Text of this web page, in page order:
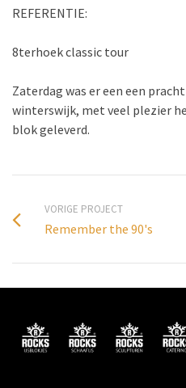
REFERENTIE:
8terhoek classic tour
Zaterdag was er een een
winterswijk, met veel plezier
blok geleverd.
VORIGE PROJECT
Remember the 90's